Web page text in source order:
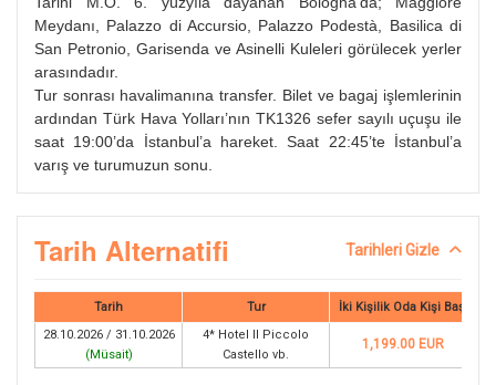
Meydanı, Palazzo di Accursio, Palazzo Podestà, Basilica di
San Petronio, Garisenda ve Asinelli Kuleleri görülecek yerler
arasındadır.
Tur sonrası havalimanına transfer. Bilet ve bagaj işlemlerinin
ardından Türk Hava Yolları’nın TK1326 sefer sayılı uçuşu ile
saat 19:00’da İstanbul’a hareket. Saat 22:45’te İstanbul’a
varış ve turumuzun sonu.
Tarih Alternatifi Tarihleri Gizle
Tarih Tur
İki Kişilik Oda Kişi Başı
28.10.2026 / 31.10.2026
(Müsait)
4* Hotel Il Piccolo
Castello vb.
1,199.00 EUR